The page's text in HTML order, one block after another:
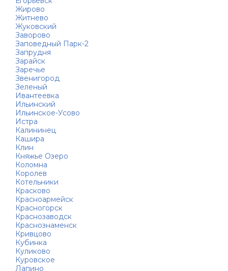
Жирово
Житнево
Жуковский
Заворово
Заповедный Парк-2
Запрудня
Зарайск
Заречье
Звенигород
Зеленый
Ивантеевка
Ильинский
Ильинское-Усово
Истра
Калининец
Кашира
Клин
Княжье Озеро
Коломна
Королев
Котельники
Красково
Красноармейск
Красногорск
Краснозаводск
Краснознаменск
Кривцово
Кубинка
Куликово
Куровское
Лапино